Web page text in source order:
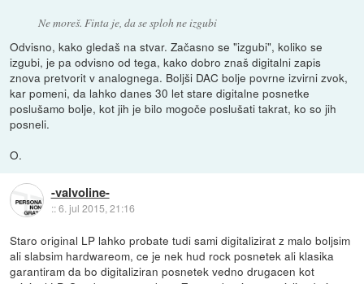
Ne moreš. Finta je, da se sploh ne izgubi
Odvisno, kako gledaš na stvar. Začasno se "izgubi", koliko se
izgubi, je pa odvisno od tega, kako dobro znaš digitalni zapis
znova pretvorit v analognega. Boljši DAC bolje povrne izvirni zvok,
kar pomeni, da lahko danes 30 let stare digitalne posnetke
poslušamo bolje, kot jih je bilo mogoče poslušati takrat, ko so jih
posneli.
O.
-valvoline-
::6. jul 2015, 21:16
Staro original LP lahko probate tudi sami digitalizirat z malo boljsim
ali slabsim hardwareom, ce je nek hud rock posnetek ali klasika
garantiram da bo digitaliziran posnetek vedno drugacen kot